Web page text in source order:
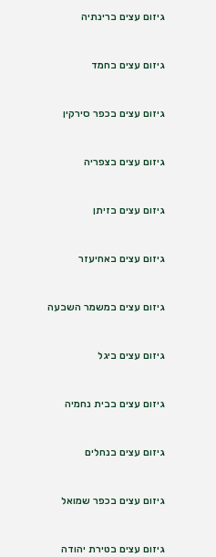
גיזום עצים ברינתיה
גיזום עצים בחמד
גיזום עצים בכפר סירקין
גיזום עצים בצפריה
גיזום עצים בזיתן
גיזום עצים באחיעזר
גיזום עצים במשמר השבעה
גיזום עצים ביגל
גיזום עצים בבית נחמיה
גיזום עצים בנחלים
גיזום עצים בכפר שמואל
גיזום עצים בטירת יהודה